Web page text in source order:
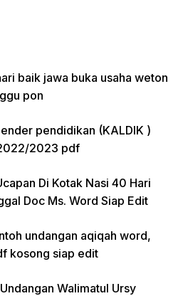
baik jawa buka usaha weton
pon
pendidikan (KALDIK )
2023 pdf
Di Kotak Nasi 40 Hari
Doc Ms. Word Siap Edit
undangan aqiqah word,
kosong siap edit
Walimatul Ursy